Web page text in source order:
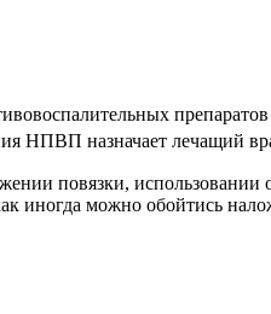
НПВП назначает лечащий
повязки,
иногда можно обойтись